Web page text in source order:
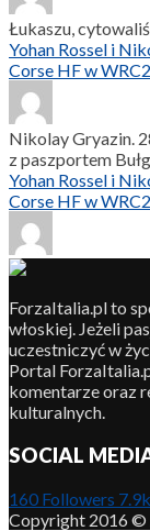
Łukaszu,
Yohan Rossel i
Corse HF w
Nikolay Gryazin.
z paszportem
Yohan Rossel i
Corse HF w
ForzaItalia.pl to
włoskiej. Jeżeli
uczestniczyć w
Portal
komentarze oraz
kulturalnych.
SOCIAL
160 Followers 7.9k
Copyright 2016 ©